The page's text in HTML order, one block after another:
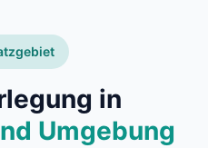
in
Umgebung